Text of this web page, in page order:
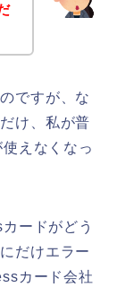
ですが、な
け、私が普
えなくなっ
ードがどう
だけエラー
カード会社